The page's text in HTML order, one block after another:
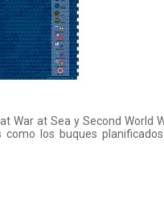
War at Sea y Second World
los buques